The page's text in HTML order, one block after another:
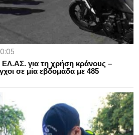
ΕΛ.ΑΣ. για τη χρήση κράνους –
σε μία εβδομάδα με 485